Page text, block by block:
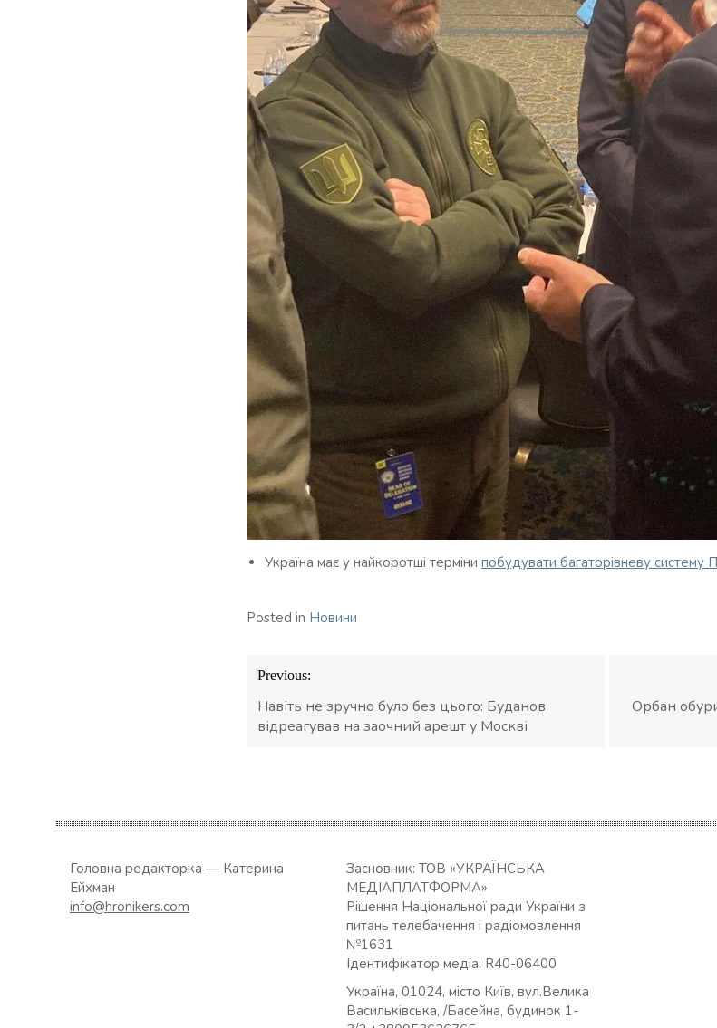
Україна має у найкоротші терміни побудувати багаторівневу
Posted in Новини
Навігація
записів
Previous:
Навіть не зручно було без цього: Буданов
відреагував на заочний арешт у Москві
Орбан
Головна редакторка — Катерина
Ейхман
info@hronikers.com
Засновник: ТОВ «УКРАЇНСЬКА
МЕДІАПЛАТФОРМА»
Рішення Національної ради України з
питань телебачення і радіомовлення
№1631
Ідентифікатор медіа: R40-06400
Україна, 01024, місто Київ, вул.Велика
Васильківська, /Басейна, будинок 1-